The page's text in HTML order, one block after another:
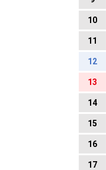
10
11
12
13
14
15
16
17